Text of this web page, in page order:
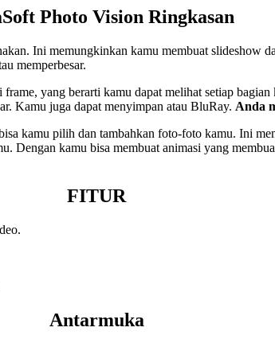
Photo Vision Ringkasan
Ini memungkinkan kamu membuat slideshow
memperbesar.
yang berarti kamu dapat melihat setiap
Kamu juga dapat menyimpan atau BluRay. Anda
kamu pilih dan tambahkan foto-foto kamu. Ini
Dengan kamu bisa membuat animasi yang
FITUR
Antarmuka